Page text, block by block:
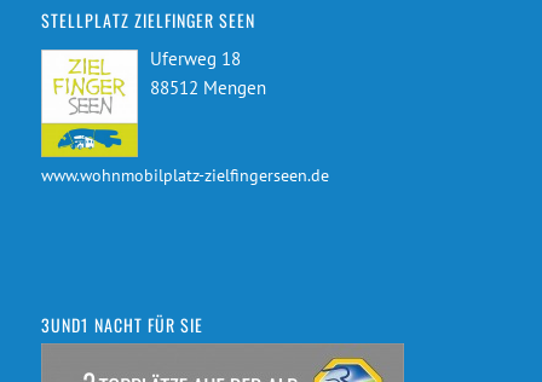
STELLPLATZ ZIELFINGER SEEN
Uferweg 18
88512 Mengen
www.wohnmobilplatz-zielfingerseen.de
3UND1 NACHT FÜR SIE